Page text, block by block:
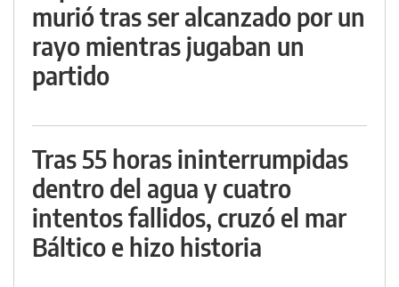
murió tras ser alcanzado por un
rayo mientras jugaban un
partido
Tras 55 horas ininterrumpidas
dentro del agua y cuatro
intentos fallidos, cruzó el mar
Báltico e hizo historia